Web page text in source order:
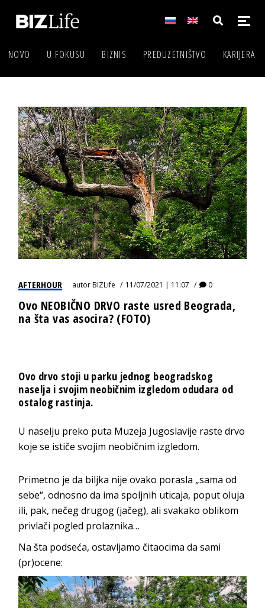
NOVO U FOKUSU BIZNIS PREDUZETNIŠTVO KARIJERA
AFTERHOUR autorBIZLife 11/07/2021 | 11:07 0
Ovo NEOBIČNO DRVO raste usred Beograda,
na šta vas asocira? (FOTO)
Ovo drvo stoji u parku jednog beogradskog
naselja i svojim neobičnim izgledom odudara od
ostalog rastinja.
U naselju preko puta Muzeja Jugoslavije raste drvo
koje se ističe svojim neobičnim izgledom.
Primetno je da biljka nije ovako porasla „sama od
sebe“, odnosno da ima spoljnih uticaja, poput oluja
ili, pak, nečeg drugog (jačeg), ali svakako oblikom
privlači pogled prolaznika…
Na šta podseća, ostavljamo čitaocima da sami
(pr)ocene: